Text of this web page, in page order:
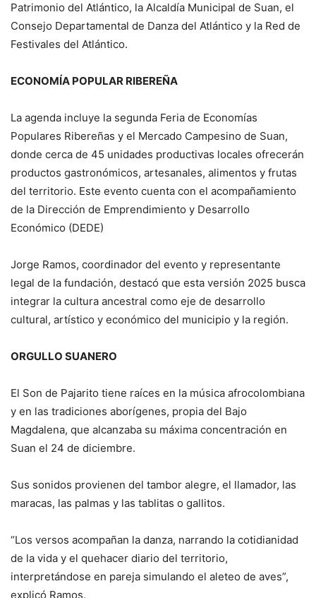
Patrimonio del Atlántico, la Alcaldía Municipal de Suan, el
Consejo Departamental de Danza del Atlántico y la Red de
Festivales del Atlántico.
ECONOMÍA POPULAR RIBEREÑA
La agenda incluye la segunda Feria de Economías
Populares Ribereñas y el Mercado Campesino de Suan,
donde cerca de 45 unidades productivas locales ofrecerán
productos gastronómicos, artesanales, alimentos y frutas
del territorio. Este evento cuenta con el acompañamiento
de la Dirección de Emprendimiento y Desarrollo
Económico (DEDE)
Jorge Ramos, coordinador del evento y representante
legal de la fundación, destacó que esta versión 2025 busca
integrar la cultura ancestral como eje de desarrollo
cultural, artístico y económico del municipio y la región.
ORGULLO SUANERO
El Son de Pajarito tiene raíces en la música afrocolombiana
y en las tradiciones aborígenes, propia del Bajo
Magdalena, que alcanzaba su máxima concentración en
Suan el 24 de diciembre.
Sus sonidos provienen del tambor alegre, el llamador, las
maracas, las palmas y las tablitas o gallitos.
“Los versos acompañan la danza, narrando la cotidianidad
de la vida y el quehacer diario del territorio,
interpretándose en pareja simulando el aleteo de aves”,
explicó Ramos.